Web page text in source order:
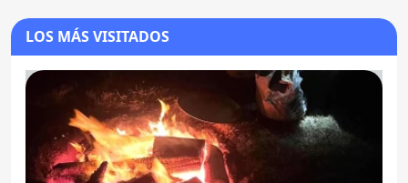
LOS MÁS VISITADOS